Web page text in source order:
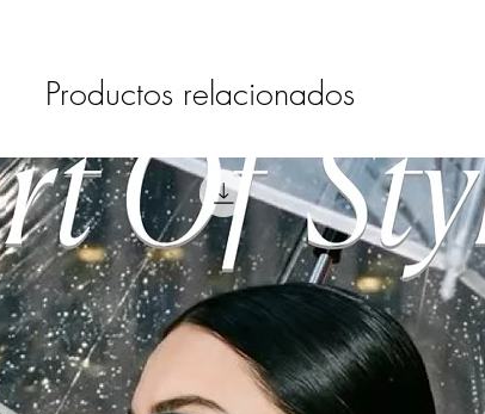
Productos relacionados